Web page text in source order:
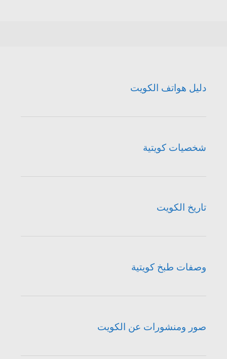
دليل هواتف الكويت
شخصيات كويتية
تاريخ الكويت
وصفات طبخ كويتية
صور ومنشورات عن الكويت